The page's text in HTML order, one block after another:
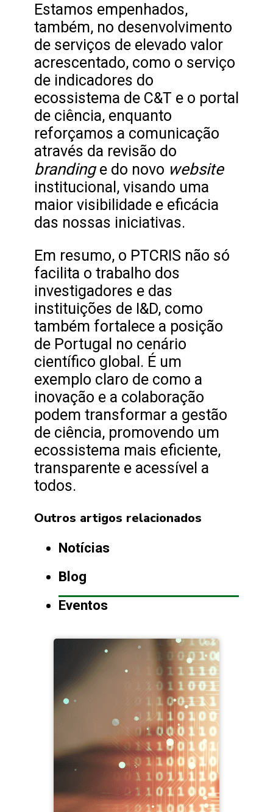
Estamos empenhados,
também, no desenvolvimento
de serviços de elevado valor
acrescentado, como o serviço
de indicadores do
ecossistema de C&T e o portal
de ciência, enquanto
reforçamos a comunicação
através da revisão do
brandinge do novo website
institucional, visando uma
maior visibilidade e eficácia
das nossas iniciativas.
Em resumo, o PTCRIS não só
facilita o trabalho dos
investigadores e das
instituições de I&D, como
também fortalece a posição
de Portugal no cenário
científico global. É um
exemplo claro de como a
inovação e a colaboração
podem transformar a gestão
de ciência, promovendo um
ecossistema mais eficiente,
transparente e acessível a
todos.
Outros artigos relacionados
Notícias
Blog
Eventos